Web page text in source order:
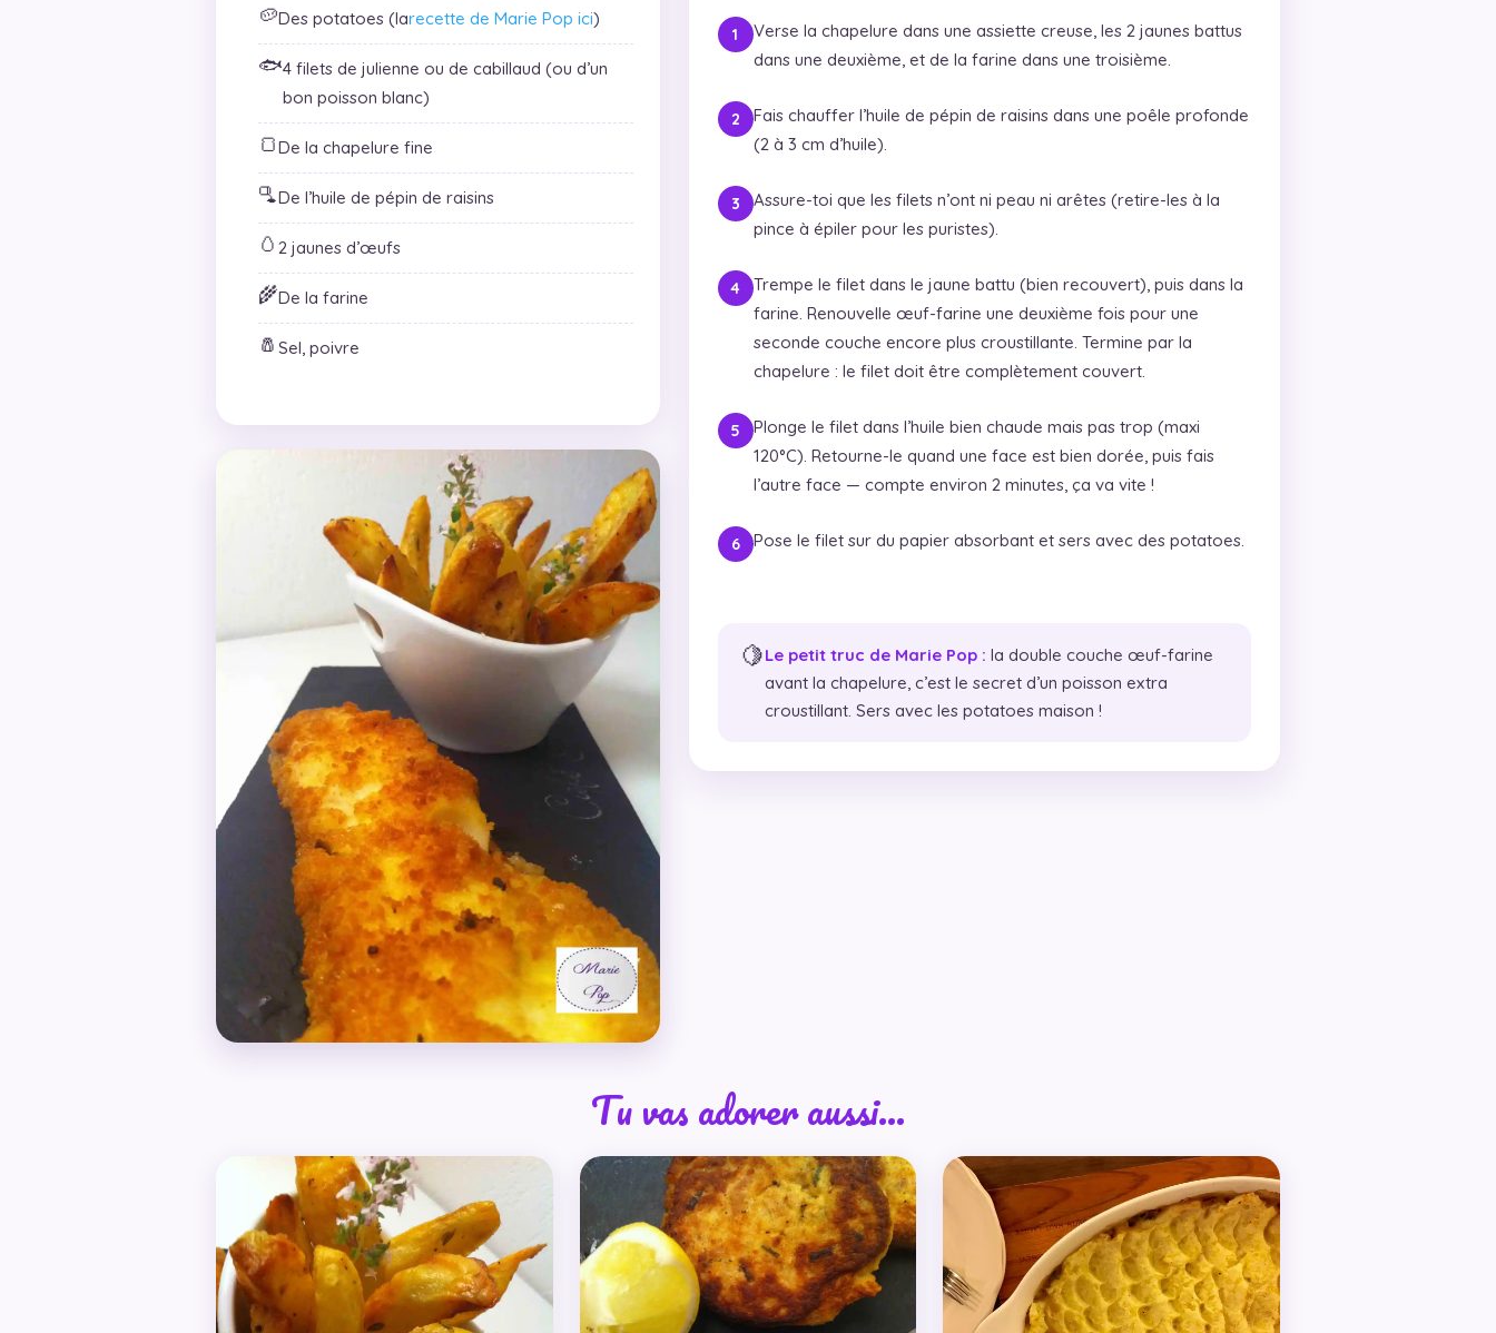
🥔Des potatoes (larecette de Marie Pop ici)
🐟4 filets de julienne ou de cabillaud (ou d’un
bon poisson blanc)
🍞De la chapelure fine
🫗De l’huile de pépin de raisins
🥚 2 jaunes d’œufs
🌾De la farine
🧂 Sel, poivre
Verse la chapelure dans une assiette creuse, les 2 jaunes battus
dans une deuxième, et de la farine dans une troisième.
Fais chauffer l’huile de pépin de raisins dans une poêle profonde
(2 à 3 cm d’huile).
Assure-toi que les filets n’ont ni peau ni arêtes (retire-les à la
pince à épiler pour les puristes).
Trempe le filet dans le jaune battu (bien recouvert), puis dans la
farine. Renouvelle œuf-farine une deuxième fois pour une
seconde couche encore plus croustillante. Termine par la
chapelure : le filet doit être complètement couvert.
Plonge le filet dans l’huile bien chaude mais pas trop (maxi
120°C). Retourne-le quand une face est bien dorée, puis fais
l’autre face — compte environ 2 minutes, ça va vite !
Pose le filet sur du papier absorbant et sers avec des potatoes.
🍋Le petit truc de Marie Pop : la double couche œuf-farine
avant la chapelure, c’est le secret d’un poisson extra
croustillant. Sers avec les potatoes maison !
Tu vas adorer aussi…